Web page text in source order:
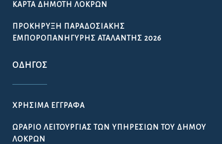
ΚΆΡΤΑ ΔΗΜΌΤΗ ΛΟΚΡΏΝ
ΠΡΟΚΉΡΥΞΗ ΠΑΡΑΔΟΣΙΑΚΉΣ
ΕΜΠΟΡΟΠΑΝΉΓΥΡΗΣ ΑΤΑΛΆΝΤΗΣ 2026
ΟΔΗΓΌΣ
ΧΡΉΣΙΜΑ ΈΓΓΡΑΦΑ
ΩΡΆΡΙΟ ΛΕΙΤΟΥΡΓΊΑΣ ΤΩΝ ΥΠΗΡΕΣΙΏΝ ΤΟΥ ΔΉΜΟΥ
ΛΟΚΡΏΝ